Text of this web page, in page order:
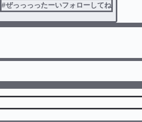
#ぜっっっったーいフォローしてね